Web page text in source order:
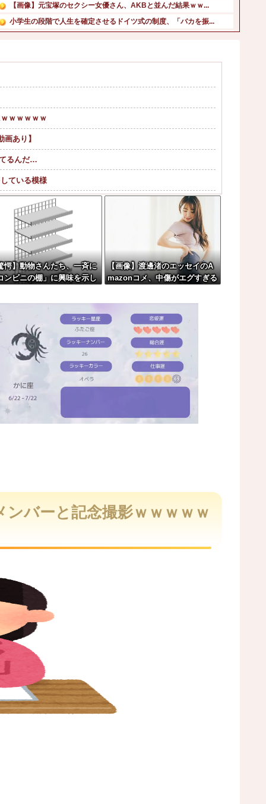
【画像】元宝塚のセクシー女優さん、AKBと並んだ結果ｗｗ...
小学生の段階で人生を確定させるドイツ式の制度、「バカを振...
モスバーガー営業利益-52.9%、マクドナルド営業利益+...
小久保裕紀の次の福岡ソフトバンクホークスの監督ｗｗｗ他
ｗｗｗｗｗ
あり】
るんだ…
ている模様
がまさかの『こう』回答してしまうw w w...
税すんな！社会保障どうなる！」
題にw w w w w w w w w w w ...
やがこれワイ詰みか？？？？？？？
。
げされる車載。
愕】動物さんたち、一斉に
ンビニの棚」に興味を示し
【画像】渡邊渚のエッセイのA
mazonコメ、中傷がエグすぎる
e
バーと記念撮影ｗｗｗｗｗ